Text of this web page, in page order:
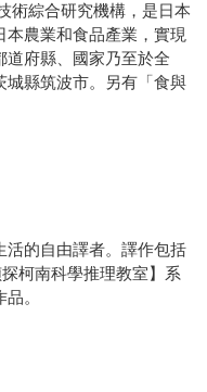
術綜合研究機構，是日本
農業和食品產業，實現
道府縣、國家乃至於全
城縣筑波市。另有「食與
活的自由譯者。譯作包括
柯南科學推理教室】系
。